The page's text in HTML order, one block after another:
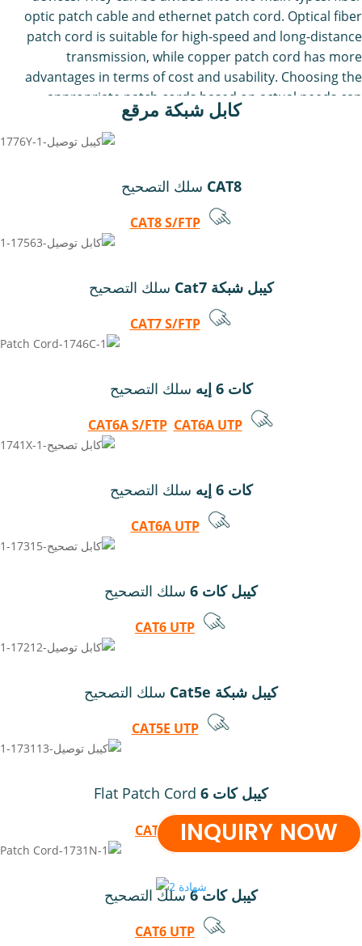
optic patch cable and ethernet patch cord. Optical fiber
patch cord is suitable for high-speed and long-distance
transmission, while copper patch cord has more
advantages in terms of cost and usability. Choosing the
appropriate patch cords based on actual needs can
effectively improve network performance and stability.
كابل شبكة مرقع
CAT8 سلك التصحيح
CAT8 S/FTP
كيبل شبكة Cat7 سلك التصحيح
CAT7 S/FTP
كات 6 إيه سلك التصحيح
CAT6A S/FTP CAT6A UTP
كات 6 إيه سلك التصحيح
CAT6A UTP
كيبل كات 6 سلك التصحيح
CAT6 UTP
كيبل شبكة Cat5e سلك التصحيح
CAT5E UTP
كيبل كات 6
CAT6 UTP
كيبل كات 6 سلك التصحيح
CAT6 UTP
INQUIRY NOW